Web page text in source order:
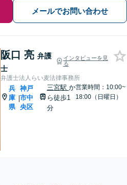
メールでお問い合わせ
阪口 亮 弁護
士
インタビューを見
る
弁護士法人らい麦法律事務所
兵
庫
県
|
神戸
市中
央区
三宮駅 か
ら徒歩1
分
営業時間：10:00~
18:00（日曜日）